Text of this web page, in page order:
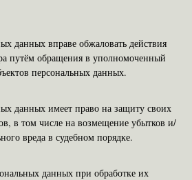
данных вправе обжаловать действия
путём обращения в уполномоченный
персональных данных.
данных имеет право на защиту своих
в том числе на возмещение убытков и/
вреда в судебном порядке.
данных при обработке их